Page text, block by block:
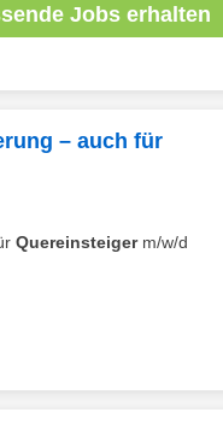
Jobs erhalten
– auch für
Quereinsteigerm/w/d